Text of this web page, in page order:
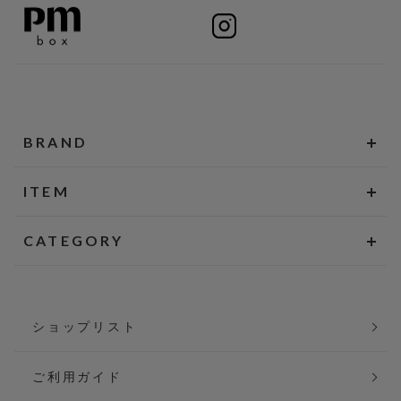
BRAND
ITEM
CATEGORY
ショップリスト
ご利用ガイド